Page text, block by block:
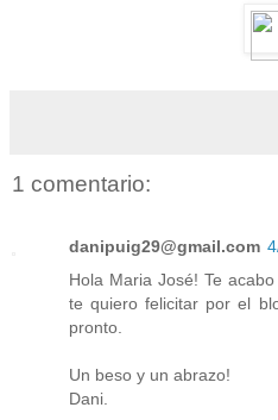
1 comentario:
danipuig29@gmail.com
Hola Maria José! Te
te quiero felicitar por el
pronto.
Un beso y un abrazo!
Dani.